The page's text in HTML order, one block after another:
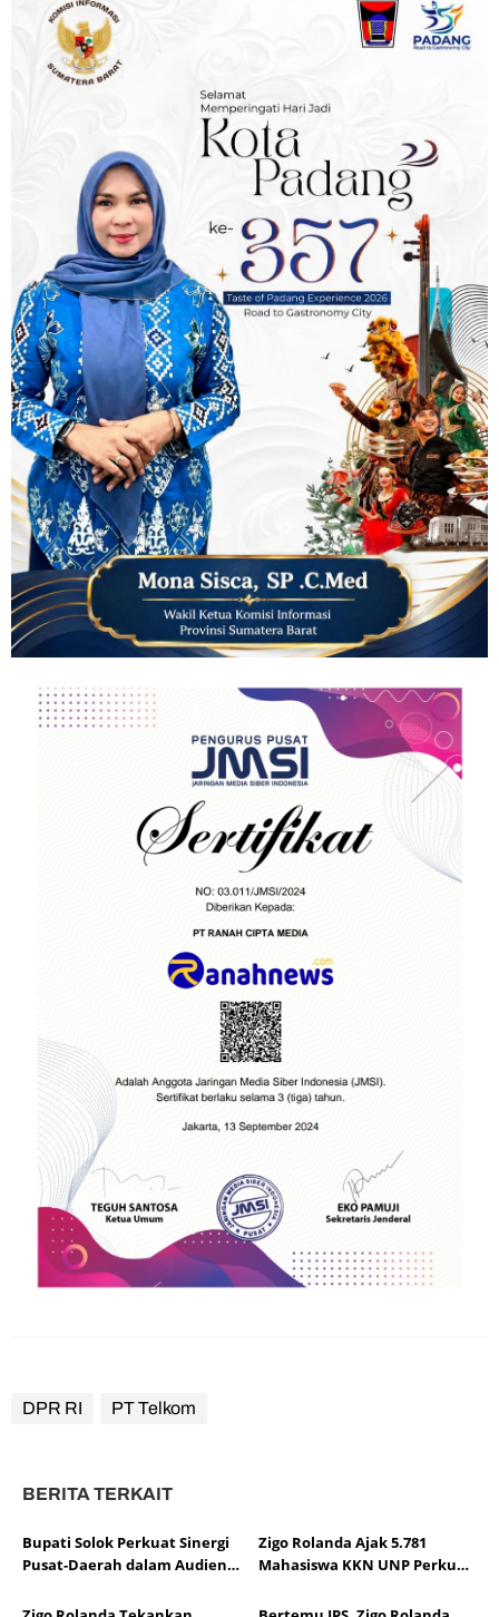
DPR RI PT Telkom
BERITA TERKAIT
Bupati Solok Perkuat Sinergi
Pusat-Daerah dalam Audiensi
DPR RI
Zigo Rolanda Ajak 5.781
Mahasiswa KKN UNP Perkuat
Pangan, dan Mitigasi Bencana